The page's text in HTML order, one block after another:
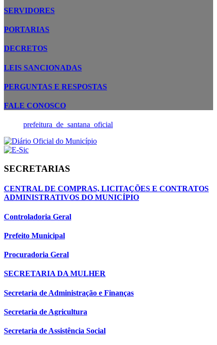
SERVIDORES
PORTARIAS
DECRETOS
LEIS SANCIONADAS
PERGUNTAS E RESPOSTAS
FALE CONOSCO
prefeitura_de_santana_oficial
SECRETARIAS
CENTRAL DE COMPRAS, LICITAÇÕES E CONTRATOS
ADMINISTRATIVOS DO MUNICÍPIO
Controladoria Geral
Prefeito Municipal
Procuradoria Geral
SECRETARIA DA MULHER
Secretaria de Administração e Finanças
Secretaria de Agricultura
Secretaria de Assistência Social